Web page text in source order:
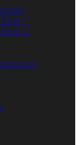
1
2